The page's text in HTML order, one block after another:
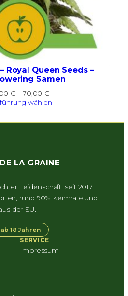
Royal Queen Seeds –
Samen
€ – 70,00€Preisspanne:
25,00 €
70,00 €
wählen
LA GRAINE
Leidenschaft, seit 2017
rund 90% Keimrate und
der EU.
18 Jahren
SERVICE
Impressum